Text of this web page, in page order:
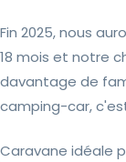
Fin 2025, nous
18 mois et notre
davantage de
camping-car,
Caravane idéale